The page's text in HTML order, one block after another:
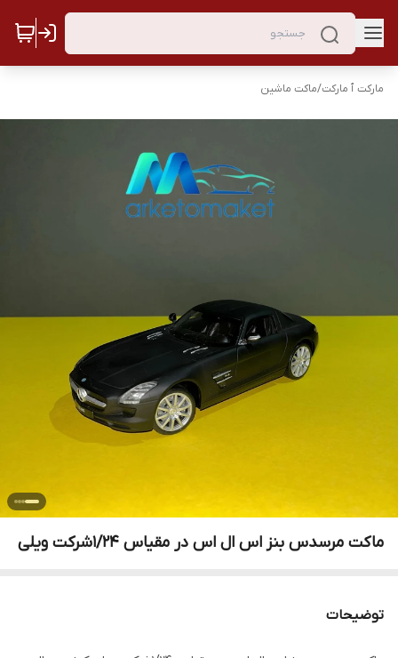
مارکت ٱ مارکت/ماکت ماشین
ماکت مرسدس بنز اس ال اس در مقیاس ۱/۲۴شرکت ویلی
توضیحات